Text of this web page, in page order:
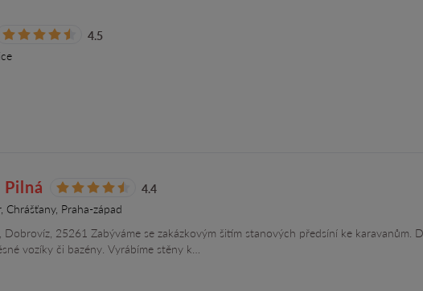
4.5
4.4
Chrášťany, Praha-západ
Dobrovíz, 25261 Zabýváme se zakázkovým šitím stanových předsíní ke karavanům.
vozíky či bazény. Vyrábíme stěny k…